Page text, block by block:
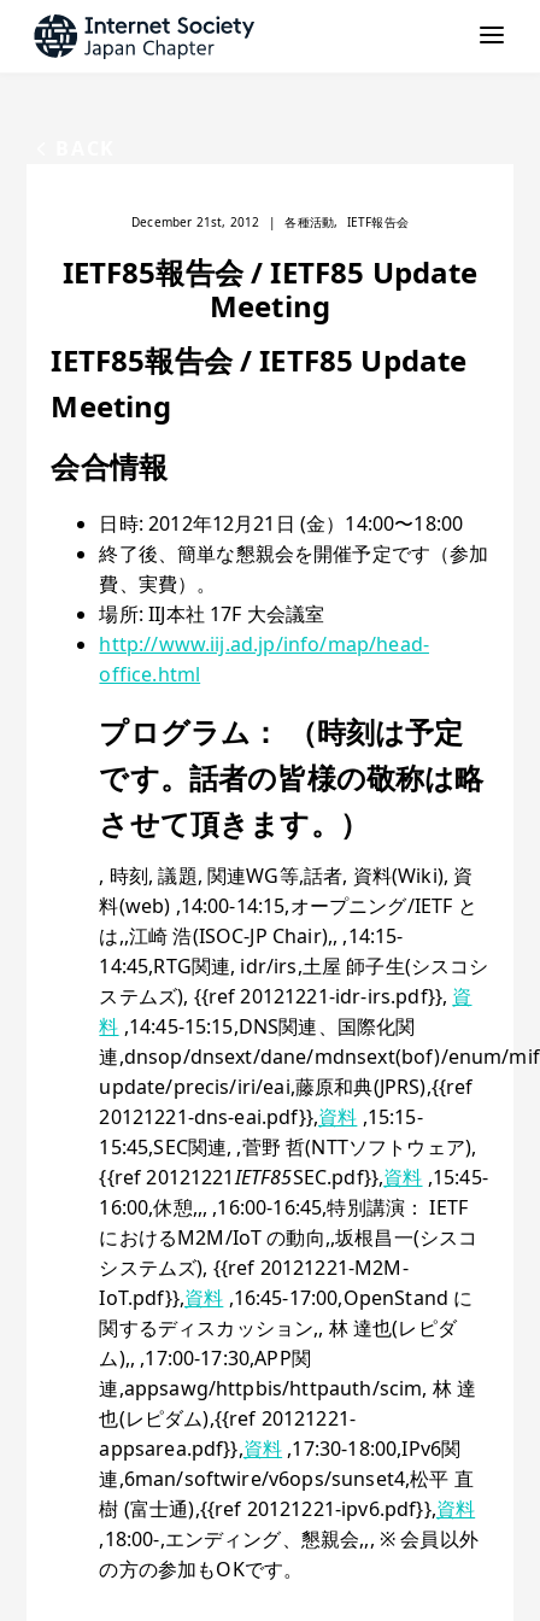
December 21st, 2012 | 各種活動, IETF報告会
IETF85報告会 / IETF85 Update
Meeting
IETF85報告会 / IETF85 Update
Meeting
会合情報
日時: 2012年12月21日 (金）14:00〜18:00
終了後、簡単な懇親会を開催予定です（参加
費、実費）。
場所: IIJ本社 17F 大会議室
http://www.iij.ad.jp/info/map/head-
office.html
プログラム： （時刻は予定
です。話者の皆様の敬称は略
させて頂きます。）
, 時刻, 議題, 関連WG等,話者, 資料(Wiki), 資
料(web) ,14:00-14:15,オープニング/IETF と
は,,江崎 浩(ISOC-JP Chair),, ,14:15-
14:45,RTG関連, idr/irs,土屋 師子生(シスコシ
ステムズ), {{ref 20121221-idr-irs.pdf}}, 資
料 ,14:45-15:15,DNS関連、国際化関
連,dnsop/dnsext/dane/mdnsext(bof)/enum/
update/precis/iri/eai,藤原和典(JPRS),{{ref
20121221-dns-eai.pdf}},資料 ,15:15-
15:45,SEC関連, ,菅野 哲(NTTソフトウェア),
{{ref 20121221IETF85SEC.pdf}},資料 ,15:45-
16:00,休憩,,, ,16:00-16:45,特別講演： IETF
におけるM2M/IoT の動向,,坂根昌一(シスコ
システムズ), {{ref 20121221-M2M-
IoT.pdf}},資料 ,16:45-17:00,OpenStand に
関するディスカッション,, 林 達也(レピダ
ム),, ,17:00-17:30,APP関
連,appsawg/httpbis/httpauth/scim, 林 達
也(レピダム),{{ref 20121221-
appsarea.pdf}},資料 ,17:30-18:00,IPv6関
連,6man/softwire/v6ops/sunset4,松平 直
樹 (富士通),{{ref 20121221-ipv6.pdf}},資料
,18:00-,エンディング、懇親会,,, ※ 会員以外
の方の参加もOKです。